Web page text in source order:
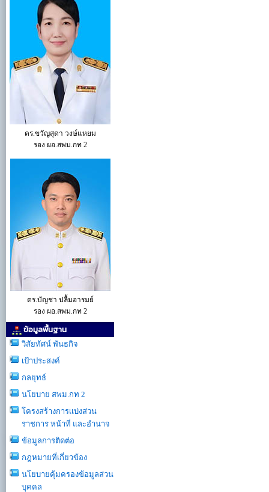
ดร.ขวัญสุดา วงษ์แหยม
รอง ผอ.สพม.กท 2
ดร.บัญชา ปลื้มอารมย์
รอง ผอ.สพม.กท 2
ข้อมูลพื้นฐาน
วิสัยทัศน์ พันธกิจ
เป้าประสงค์
กลยุทธ์
นโยบาย สพม.กท 2
โครงสร้างการเเบ่งส่วน
ราชการ หน้าที่ และอำนาจ
ข้อมูลการติดต่อ
กฎหมายที่เกี่ยวข้อง
นโยบายคุ้มครองข้อมูลส่วน
บุคคล